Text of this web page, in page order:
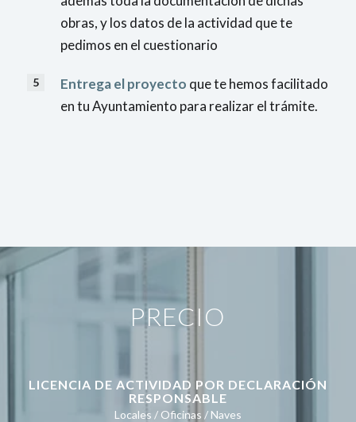
obras, y los datos de la actividad que te
pedimos en el cuestionario
Entrega el proyecto que te hemos facilitado
en tu Ayuntamiento para realizar el trámite.
PRECIO
LICENCIA DE ACTIVIDAD POR DECLARACIÓN
RESPONSABLE
Locales / Oficinas / Naves